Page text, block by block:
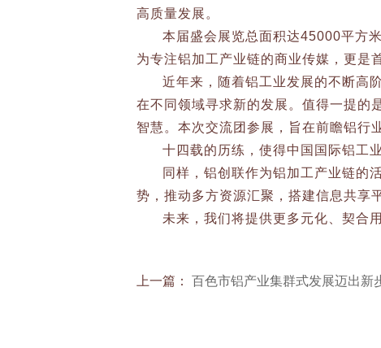
高质量发展。
本届盛会展览总面积达45000平方
为专注铝加工产业链的商业传媒，更是
近年来，随着铝工业发展的不断高
在不同领域寻求新的发展。值得一提的
智慧。本次交流团参展，旨在前瞻铝行
十四载的历练，使得中国国际铝工
同样，铝创联作为铝加工产业链的
势，推动多方资源汇聚，搭建信息共享
未来，我们将提供更多元化、契合
上一篇： 百色市铝产业集群式发展迈出新